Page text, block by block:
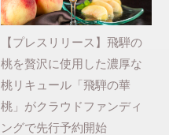
【プレスリリース】飛騨の
桃を贅沢に使用した濃厚な
桃リキュール「飛騨の華
桃」がクラウドファンディ
ングで先行予約開始